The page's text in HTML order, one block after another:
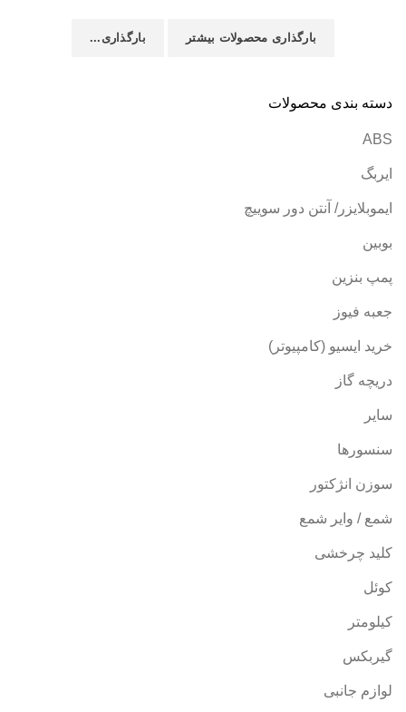
دسته بندی محصولات
ABS
ایربگ
ایموبلایزر/ آنتن دور سوییچ
بوبین
پمپ بنزین
جعبه فیوز
خرید ایسیو (کامپیوتر)
دریچه گاز
سایر
سنسورها
سوزن انژکتور
شمع / وایر شمع
کلید چرخشی
کوئل
کیلومتر
گیربکس
لوازم جانبی
بارگذاری محصولات بیشتر بارگذاری...